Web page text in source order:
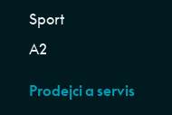
Sport
A2
Prodejci a servis